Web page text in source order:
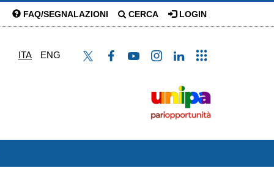
FAQ/SEGNALAZIONI CERCA LOGIN
ITA ENG